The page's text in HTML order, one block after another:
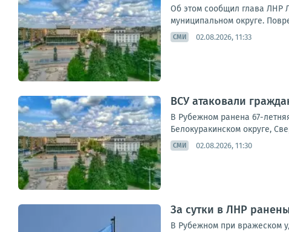
Об этом сообщил глава ЛНР
муниципальном округе.
СМИ 02.08.2026, 11:33
ВСУ атаковали
В Рубежном ранена 67-
Белокуракинском округе,
СМИ 02.08.2026, 11:30
За сутки в ЛНР
В Рубежном при вражеском